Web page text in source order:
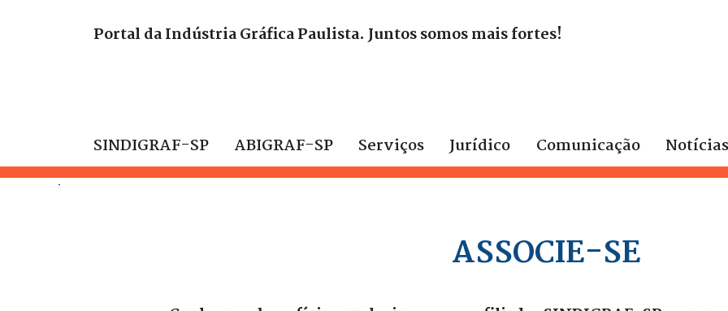
Portal da Indústria Gráfica Paulista. Juntos somos mais fortes!
SINDIGRAF-SP ABIGRAF-SP Serviços Jurídico Comunicação Notícias
ASSOCIE-SE